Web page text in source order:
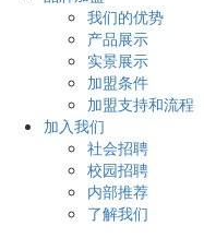
我们的优势
产品展示
实景展示
加盟条件
加盟支持和流程
加入我们
社会招聘
校园招聘
内部推荐
了解我们